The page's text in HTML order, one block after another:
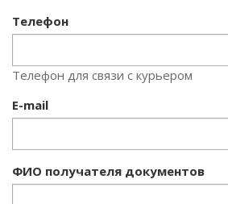
Телефон
Телефон для связи с курьером
E-mail
ФИО получателя документов